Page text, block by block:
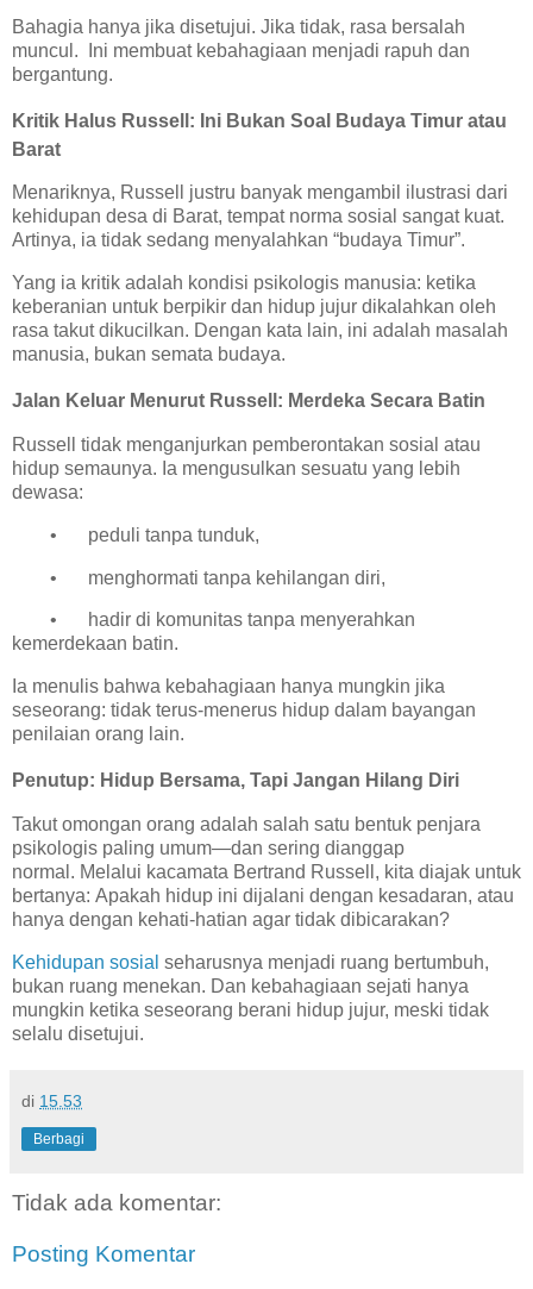
Bahagia hanya jika disetujui. Jika tidak, rasa bersalah
muncul.
Ini membuat kebahagiaan menjadi rapuh dan
bergantung.
Kritik Halus Russell: Ini Bukan Soal Budaya Timur atau
Barat
Menariknya, Russell justru banyak mengambil ilustrasi dari
kehidupan desa di Barat, tempat norma sosial sangat kuat.
Artinya, ia tidak sedang menyalahkan “budaya Timur”.
Yang ia kritik adalah kondisi psikologis manusia: ketika
keberanian untuk berpikir dan hidup jujur dikalahkan oleh
rasa takut dikucilkan. Dengan kata lain, ini adalah masalah
manusia, bukan semata budaya.
Jalan Keluar Menurut Russell: Merdeka Secara Batin
Russell tidak menganjurkan pemberontakan sosial atau
hidup semaunya. Ia mengusulkan sesuatu yang lebih
dewasa:
• peduli tanpa tunduk,
• menghormati tanpa kehilangan diri,
•
hadir di komunitas tanpa menyerahkan
kemerdekaan batin.
Ia menulis bahwa kebahagiaan hanya mungkin jika
seseorang: tidak terus-menerus hidup dalam bayangan
penilaian orang lain.
Penutup: Hidup Bersama, Tapi Jangan Hilang Diri
Takut omongan orang adalah salah satu bentuk penjara
psikologis paling umum—dan sering dianggap
normal. Melalui kacamata Bertrand Russell, kita diajak untuk
bertanya: Apakah hidup ini dijalani dengan kesadaran, atau
hanya dengan kehati-hatian agar tidak dibicarakan?
Kehidupan sosial seharusnya menjadi ruang bertumbuh,
bukan ruang menekan. Dan kebahagiaan sejati hanya
mungkin ketika seseorang berani hidup jujur, meski tidak
selalu disetujui.
di 15.53
Berbagi
Tidak ada komentar:
Posting Komentar